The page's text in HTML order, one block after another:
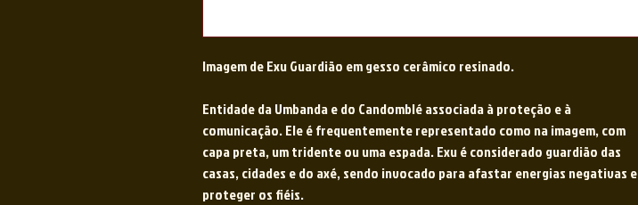
Imagem de Exu Guardião em gesso cerâmico resinado.
Entidade da Umbanda e do Candomblé associada à proteção e à
comunicação. Ele é frequentemente representado como na imagem, com
capa preta, um tridente ou uma espada. Exu é considerado guardião das
casas, cidades e do axé, sendo invocado para afastar energias negativas e
proteger os fiéis.